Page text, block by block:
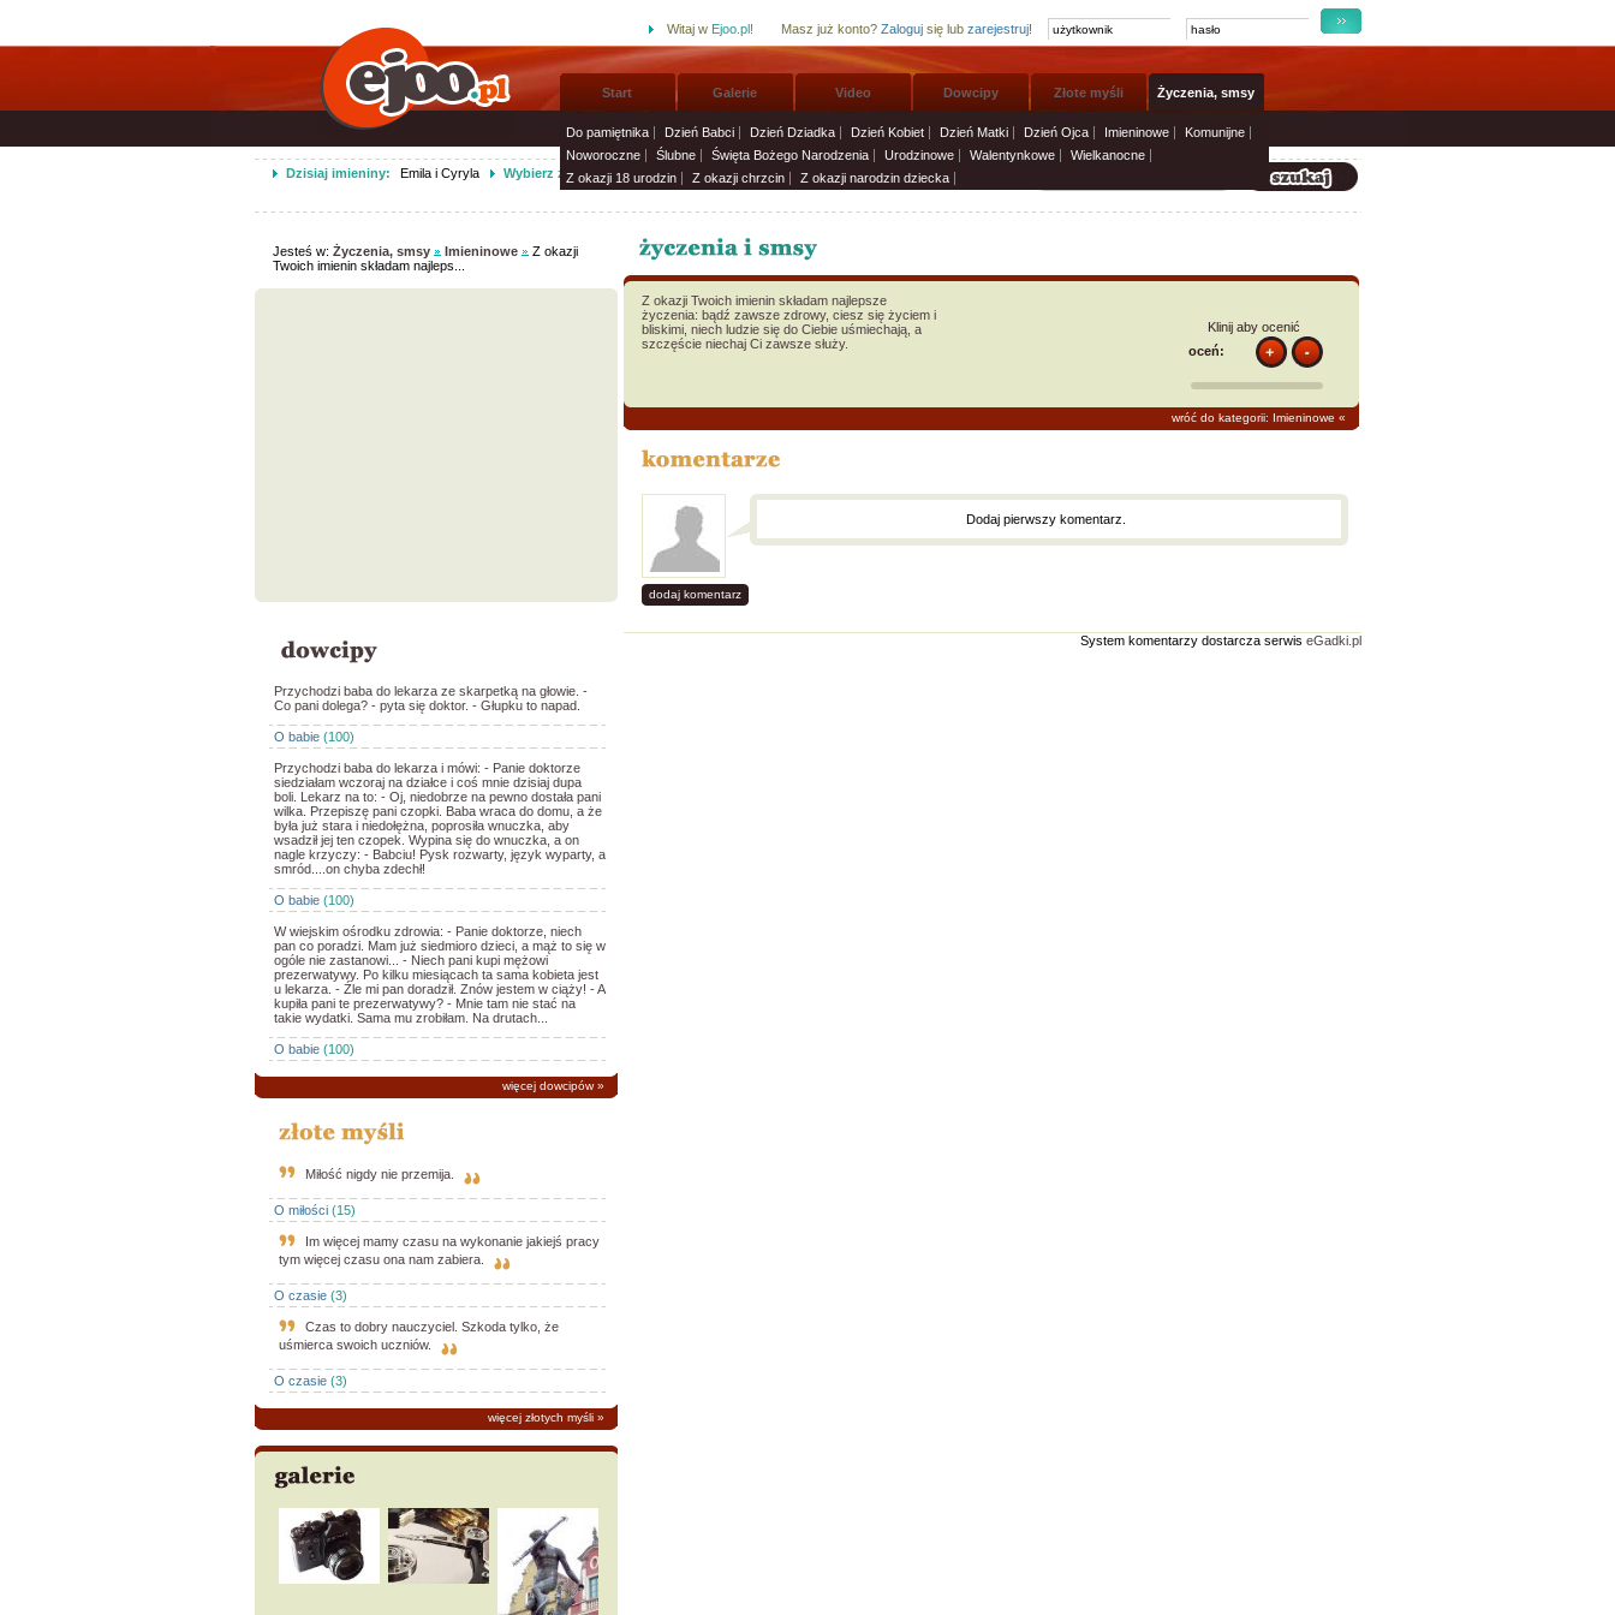
Witaj w Ejoo.pl! Masz już konto? Zalogujsię lub zarejestruj!
Start Galerie Video Dowcipy Złote myśli Życzenia, smsy
Do pamiętnika Dzień Babci Dzień Dziadka Dzień Kobiet Dzień Matki Dzień Ojca Imieninowe
Komunijne
Noworoczne
Ślubne Święta Bożego Narodzenia Urodzinowe Walentynkowe
Wielkanocne
Z okazji 18 urodzin
Z okazji chrzcin Z okazji narodzin dziecka
Dzisiaj imieniny: Emila i Cyryla Wybierz życzenia imieninowe i wyślij solenizantom: Życzenia i smsy»
Jesteś w: Życzenia, smsy Imieninowe
Z okazji
Twoich imienin składam najleps...
Przychodzi baba do lekarza ze skarpetką na głowie. -
Co pani dolega? - pyta się doktor. - Głupku to napad.
O babie(100)
Przychodzi baba do lekarza i mówi: - Panie doktorze
siedziałam wczoraj na działce i coś mnie dzisiaj dupa
boli. Lekarz na to: - Oj, niedobrze na pewno dostała pani
wilka. Przepiszę pani czopki. Baba wraca do domu, a że
była już stara i niedołężna, poprosiła wnuczka, aby
wsadził jej ten czopek. Wypina się do wnuczka, a on
nagle krzyczy: - Babciu! Pysk rozwarty, język wyparty, a
smród....on chyba zdechł!
O babie(100)
W wiejskim ośrodku zdrowia: - Panie doktorze, niech
pan co poradzi. Mam już siedmioro dzieci, a mąż to się w
ogóle nie zastanowi... - Niech pani kupi mężowi
prezerwatywy. Po kilku miesiącach ta sama kobieta jest
u lekarza. - Źle mi pan doradził. Znów jestem w ciąży! - A
kupiła pani te prezerwatywy? - Mnie tam nie stać na
takie wydatki. Sama mu zrobiłam. Na drutach...
O babie(100)
więcej dowcipów»
Miłość nigdy nie przemija.
O miłości(15)
Im więcej mamy czasu na wykonanie jakiejś pracy
tym więcej czasu ona nam zabiera.
O czasie(3)
Czas to dobry nauczyciel. Szkoda tylko, że
uśmierca swoich uczniów.
O czasie(3)
więcej złotych myśli»
Z okazji Twoich imienin składam najlepsze
życzenia: bądź zawsze zdrowy, ciesz się życiem i
bliskimi, niech ludzie się do Ciebie uśmiechają, a
szczęście niechaj Ci zawsze służy.
Klinij aby ocenić
oceń:
wróć do kategorii: Imieninowe «
Dodaj pierwszy komentarz.
dodaj komentarz
System komentarzy dostarcza serwis eGadki.pl